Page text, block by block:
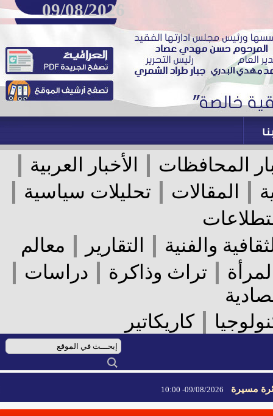
09/08/2026
المحافظات| الأخبار العربية|
| المقالات| تحليلات سياسية|
والفنية| التقارير|
معالم
| تراث وذاكرة | دراسات|
| كاريكاتير
مسيرة 09/08/2026- 10:00
مسيرة 09/08/2026- 10:00